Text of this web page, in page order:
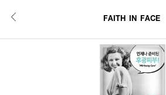
FAITH IN FACE